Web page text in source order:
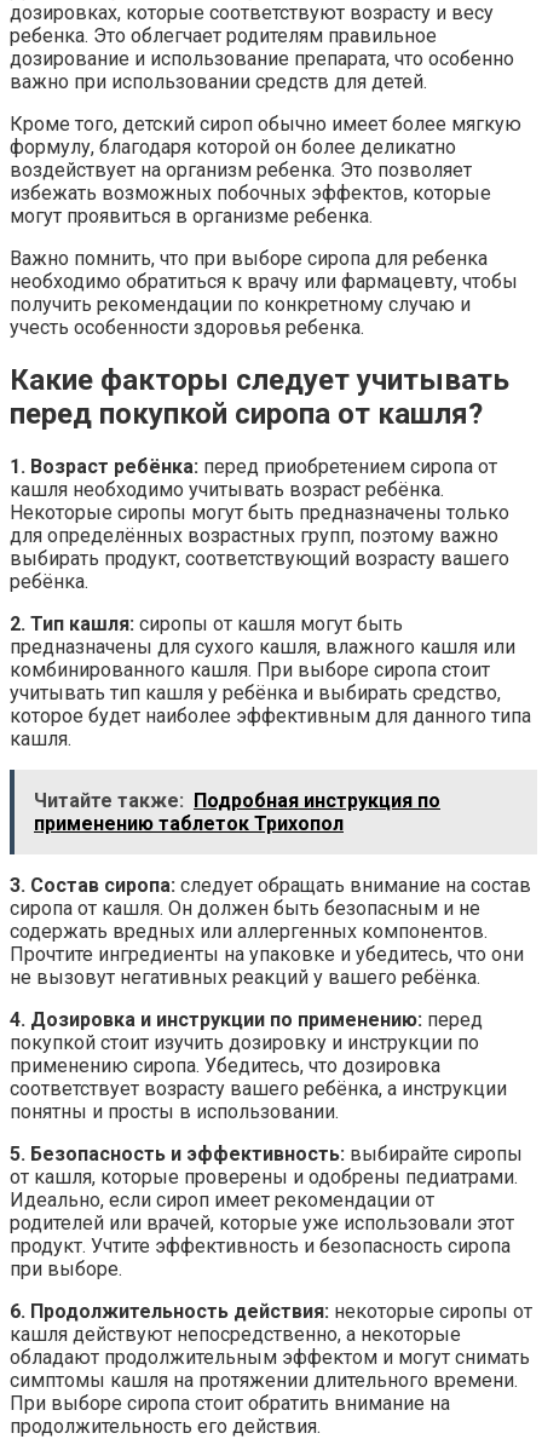
дозировках, которые соответствуют возрасту и весу
ребенка. Это облегчает родителям правильное
дозирование и использование препарата, что особенно
важно при использовании средств для детей.
Кроме того, детский сироп обычно имеет более мягкую
формулу, благодаря которой он более деликатно
воздействует на организм ребенка. Это позволяет
избежать возможных побочных эффектов, которые
могут проявиться в организме ребенка.
Важно помнить, что при выборе сиропа для ребенка
необходимо обратиться к врачу или фармацевту, чтобы
получить рекомендации по конкретному случаю и
учесть особенности здоровья ребенка.
Какие факторы следует учитывать
перед покупкой сиропа от кашля?
1. Возраст ребёнка: перед приобретением сиропа от
кашля необходимо учитывать возраст ребёнка.
Некоторые сиропы могут быть предназначены только
для определённых возрастных групп, поэтому важно
выбирать продукт, соответствующий возрасту вашего
ребёнка.
2. Тип кашля: сиропы от кашля могут быть
предназначены для сухого кашля, влажного кашля или
комбинированного кашля. При выборе сиропа стоит
учитывать тип кашля у ребёнка и выбирать средство,
которое будет наиболее эффективным для данного типа
кашля.
Читайте также: Подробная инструкция по
применению таблеток Трихопол
3. Состав сиропа: следует обращать внимание на состав
сиропа от кашля. Он должен быть безопасным и не
содержать вредных или аллергенных компонентов.
Прочтите ингредиенты на упаковке и убедитесь, что они
не вызовут негативных реакций у вашего ребёнка.
4. Дозировка и инструкции по применению: перед
покупкой стоит изучить дозировку и инструкции по
применению сиропа. Убедитесь, что дозировка
соответствует возрасту вашего ребёнка, а инструкции
понятны и просты в использовании.
5. Безопасность и эффективность: выбирайте сиропы
от кашля, которые проверены и одобрены педиатрами.
Идеально, если сироп имеет рекомендации от
родителей или врачей, которые уже использовали этот
продукт. Учтите эффективность и безопасность сиропа
при выборе.
6. Продолжительность действия: некоторые сиропы от
кашля действуют непосредственно, а некоторые
обладают продолжительным эффектом и могут снимать
симптомы кашля на протяжении длительного времени.
При выборе сиропа стоит обратить внимание на
продолжительность его действия.